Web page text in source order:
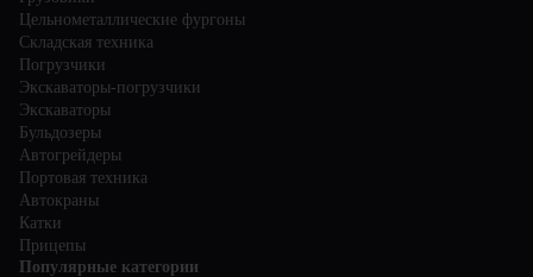
Цельнометаллические фургоны
Складская техника
Погрузчики
Экскаваторы-погрузчики
Экскаваторы
Бульдозеры
Автогрейдеры
Портовая техника
Автокраны
Катки
Прицепы
Популярные категории